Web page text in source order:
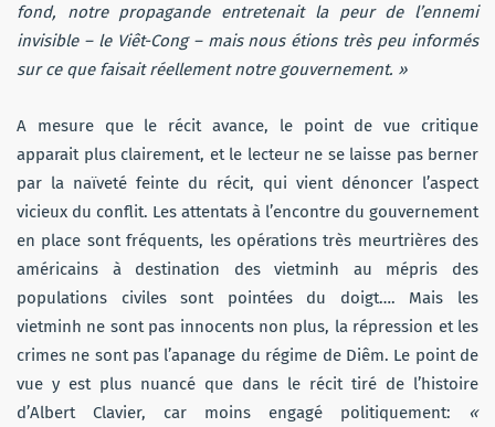
fond, notre propagande entretenait la peur de l’ennemi
invisible – le Viêt-Cong – mais nous étions très peu informés
sur ce que faisait réellement notre gouvernement. »
A mesure que le récit avance, le point de vue critique
apparait plus clairement, et le lecteur ne se laisse pas berner
par la naïveté feinte du récit, qui vient dénoncer l’aspect
vicieux du conflit. Les attentats à l’encontre du gouvernement
en place sont fréquents, les opérations très meurtrières des
américains à destination des vietminh au mépris des
populations civiles sont pointées du doigt…. Mais les
vietminh ne sont pas innocents non plus, la répression et les
crimes ne sont pas l’apanage du régime de Diêm. Le point de
vue y est plus nuancé que dans le récit tiré de l’histoire
d’Albert Clavier, car moins engagé politiquement:
«